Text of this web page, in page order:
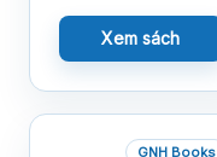
Xem sách
GNH Books